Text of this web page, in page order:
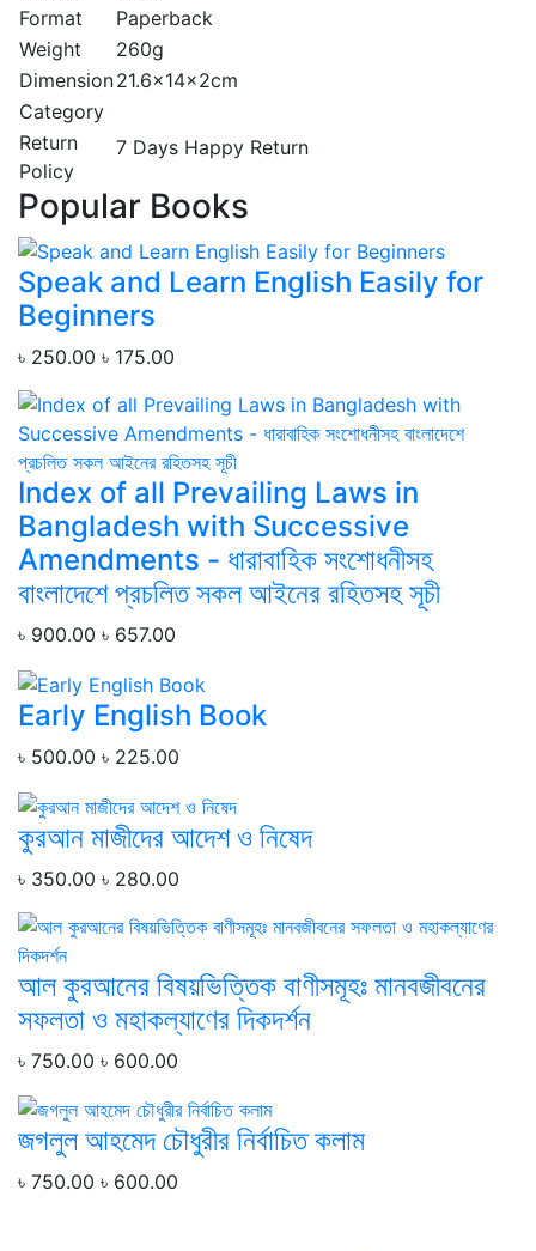
Format
Paperback
Weight
260g
Dimension21.6x14x2cm
Category
Return
Policy
7 Days Happy Return
Popular Books
Speak and Learn English Easily for
Beginners
৳ 250.00 ৳ 175.00
Index of all Prevailing Laws in
Bangladesh with Successive
Amendments - ধারাবাহিক সংশোধনীসহ
বাংলাদেশে প্রচলিত সকল আইনের রহিতসহ সূচী
৳ 900.00 ৳ 657.00
Early English Book
৳ 500.00 ৳ 225.00
কুরআন মাজীদের আদেশ ও নিষেদ
৳ 350.00 ৳ 280.00
আল কুরআনের বিষয়ভিত্তিক বাণীসমূহঃ মানবজীবনের
সফলতা ও মহাকল্যাণের দিকদর্শন
৳ 750.00 ৳ 600.00
জগলুল আহমেদ চৌধুরীর নির্বাচিত কলাম
৳ 750.00 ৳ 600.00